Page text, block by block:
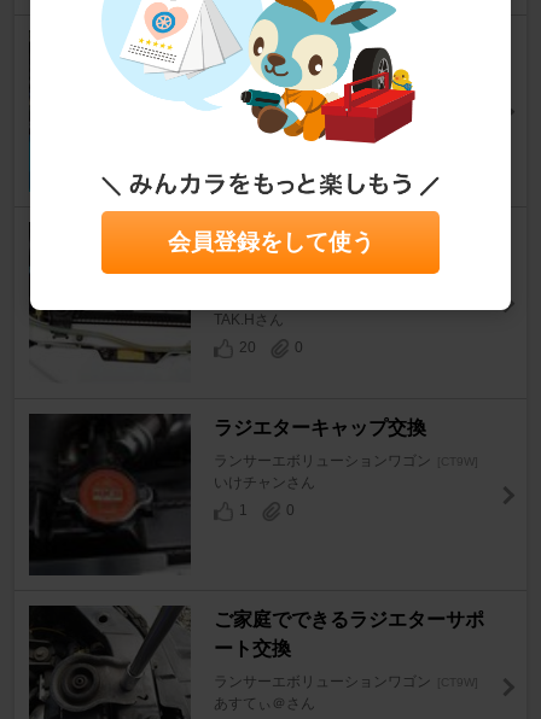
ラジエター交換
ランサーエボリューションワゴン
TAK.Hさん
1
ラジエターリザーバータンクホ
TAK.Hさん
20
0
ラジエターキャップ交換
ランサーエボリューションワゴン [CT9W]
いけチャンさん
1
0
ご家庭でできるラジエターサポ
ート交換
ランサーエボリューションワゴン [CT9W]
あすてぃ＠さん
会員登録をして使う